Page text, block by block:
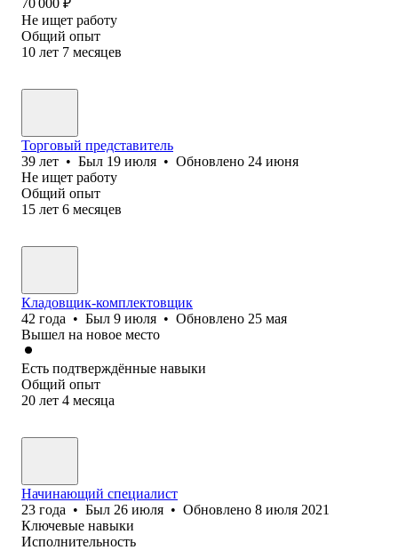
Не ищет работу
Общий опыт
10 лет 7 месяцев
Торговый представитель
39 лет • Был 19 июля • Обновлено 24 июня
Не ищет работу
Общий опыт
15 лет 6 месяцев
Кладовщик-комплектовщик
42 года • Был 9 июля • Обновлено 25 мая
Вышел на новое место
Есть подтверждённые навыки
Общий опыт
20 лет 4 месяца
Начинающий специалист
23 года • Был 26 июля • Обновлено 8 июля 2021
Ключевые навыки
Исполнительность